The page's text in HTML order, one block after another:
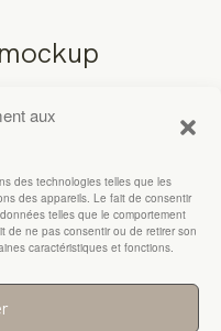
aux
des technologies telles que les
des appareils. Le fait de consentir
telles que le comportement
de ne pas consentir ou de retirer son
caractéristiques et fonctions.